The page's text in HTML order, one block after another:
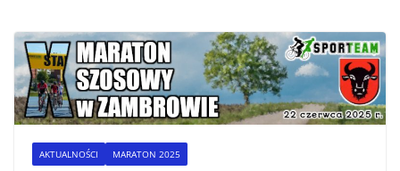
AKTUALNOŚCI MARATON 2025